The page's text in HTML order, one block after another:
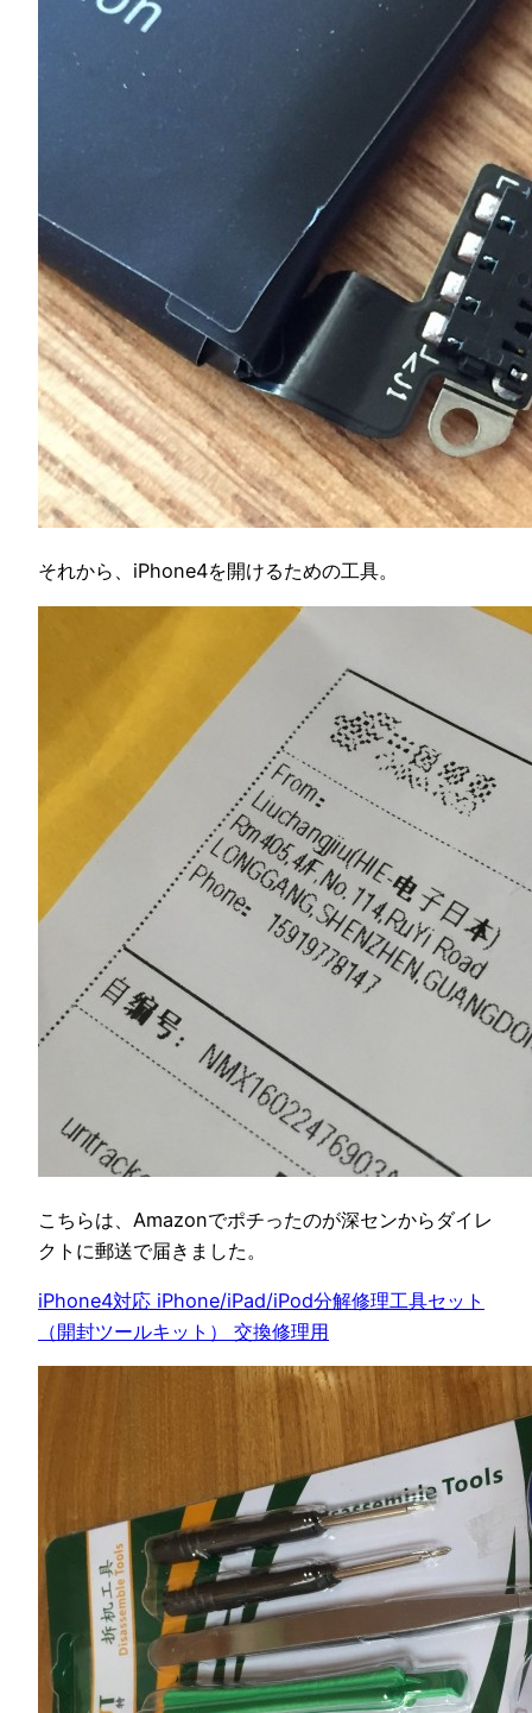
それから、iPhone4を開けるための工具。
こちらは、Amazonでポチったのが深センからダイレ
クトに郵送で届きました。
iPhone4対応 iPhone/iPad/iPod分解修理工具セット
（開封ツールキット） 交換修理用